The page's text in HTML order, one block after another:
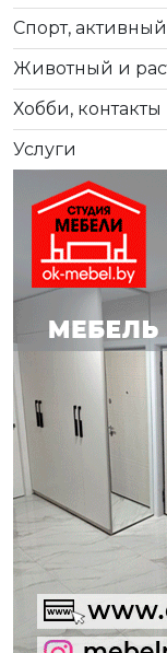
Спорт,
Животный и
Хобби, контакты
Услуги